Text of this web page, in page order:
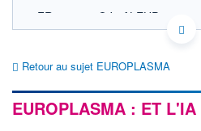
FR0014011QJ8 ALEUP
EURONEXT PARIS DONNÉES
Cotation sur les autres places
Retour au sujet EUROPLASMA
EUROPLASMA : ET L'IA